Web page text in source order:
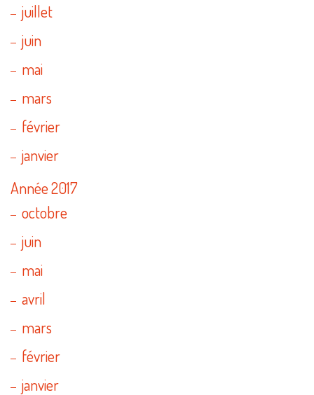
juillet
juin
mai
mars
février
janvier
Année 2017
octobre
juin
mai
avril
mars
février
janvier